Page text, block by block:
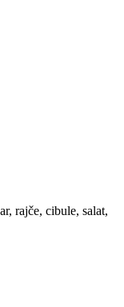
rajče, cibule, salat,